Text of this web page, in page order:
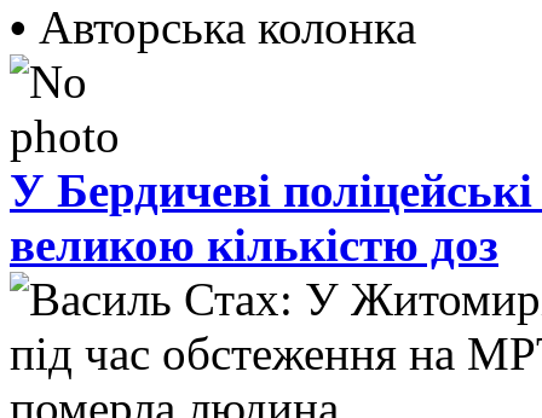
• Авторська колонка
У Бердичеві
великою кількістю доз